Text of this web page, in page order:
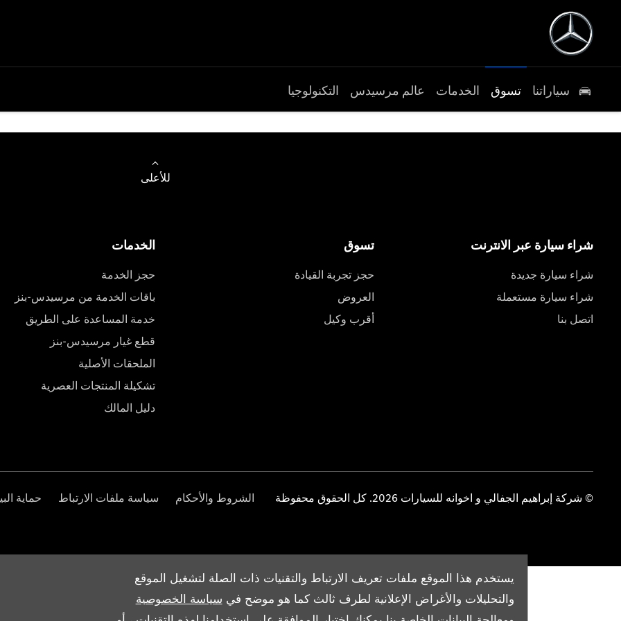
يستخدم هذا الموقع ملفات تعريف الارتباط والتقنيات ذات الصلة لتشغيل الموقع
والتحليلات والأغراض الإعلانية لطرف ثالث كما هو موضح في سياسة الخصوصية
سياراتنا تسوق الخدمات عالم مرسيدس التكنولوجيا
للأعلى
شراء سيارة عبر الانترنت
شراء سيارة جديدة
شراء سيارة مستعملة
اتصل بنا
تسوق
حجز تجربة القيادة
العروض
أقرب وكيل
الخدمات
حجز الخدمة
باقات الخدمة من مرسيدس-بنز
خدمة المساعدة على الطريق
قطع غيار مرسيدس-بنز
الملحقات الأصلية
تشكيلة المنتجات العصرية
دليل المالك
© شركة إبراهيم الجفالي و اخوانه للسيارات 2026. كل الحقوق محفوظة الشروط والأحكام سياسة ملفات الارتباط حماية